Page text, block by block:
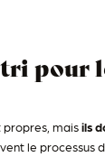
pour
propres, maisils
le processus